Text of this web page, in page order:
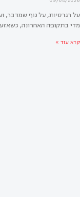
על רגרסיות, על גוף שמדבר,
מדי בתקופה האחרונה,
קרא עוד »